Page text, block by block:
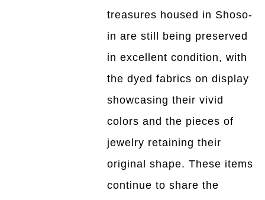
treasures housed in Shoso-
in are still being preserved
in excellent condition, with
the dyed fabrics on display
showcasing their vivid
colors and the pieces of
jewelry retaining their
original shape. These items
continue to share the